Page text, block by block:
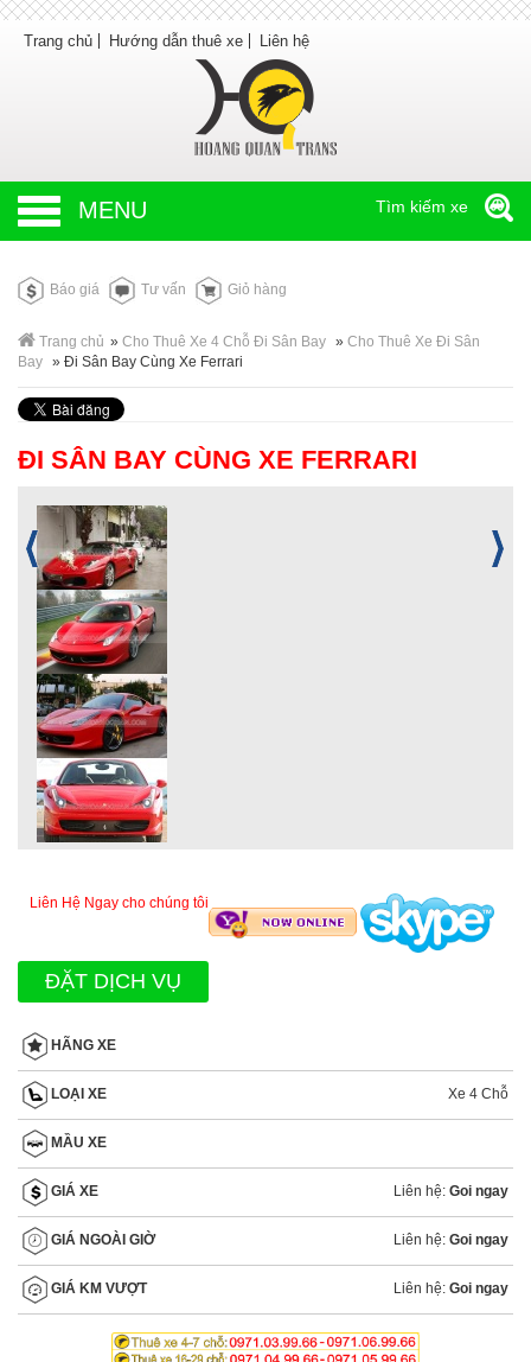
Trang chủ Hướng dẫn thuê xe Liên hệ
MENU Tìm kiếm xe
Báo giá Tư vấn Giỏ hàng
Trang chủ » Cho Thuê Xe 4 Chỗ Đi Sân Bay » Cho Thuê Xe Đi Sân
Bay » Đi Sân Bay Cùng Xe Ferrari
ĐI SÂN BAY CÙNG XE FERRARI
Liên Hệ Ngay cho chúng tôi
ĐẶT DỊCH VỤ
HÃNG XE
LOẠI XE Xe 4 Chỗ
MẦU XE
GIÁ XE Liên hệ: Goi ngay
GIÁ NGOÀI GIỜ Liên hệ: Goi ngay
GIÁ KM VƯỢT Liên hệ: Goi ngay